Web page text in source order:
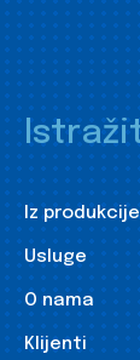
Iz produkcije
Usluge
O nama
Klijenti